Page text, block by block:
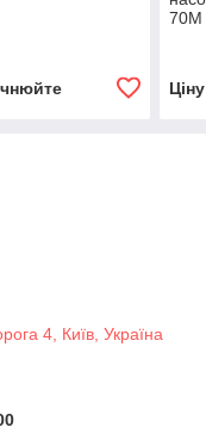
70M
4, Київ, Україна